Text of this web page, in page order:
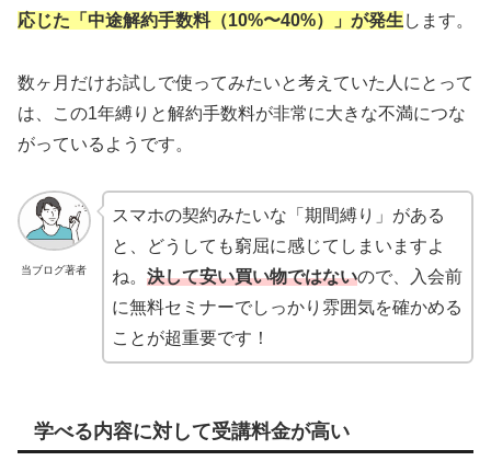
応じた「中途解約手数料（10%〜40%）」が発生 します。
数ヶ月だけお試しで使ってみたいと考えていた人にとって
は、この1年縛りと解約手数料が非常に大きな不満につな
がっているようです。
当ブログ著者
スマホの契約みたいな「期間縛り」がある
と、どうしても窮屈に感じてしまいますよ
ね。 決して安い買い物ではないので、入会前
に無料セミナーでしっかり雰囲気を確かめる
ことが超重要です！
学べる内容に対して受講料金が高い